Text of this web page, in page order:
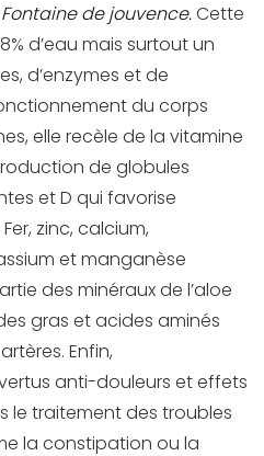
de jouvence.Cette
d’eau mais surtout un
d’enzymes et de
du corps
elle recèle de la vitamine
de globules
et D qui favorise
zinc, calcium,
et manganèse
des minéraux de l’aloe
gras et acides aminés
Enfin,
anti-douleurs et effets
le traitement des troubles
la constipation ou la